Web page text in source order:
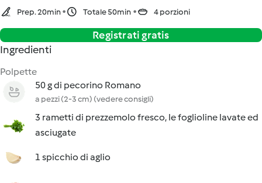
Prep. 20min Totale 50min 4 porzioni
Registrati gratis
Ingredienti
Polpette
50 g di pecorino Romano
a pezzi (2-3 cm) (vedere consigli)
3 rametti di prezzemolo fresco, le foglioline lavate ed
asciugate
1 spicchio di aglio